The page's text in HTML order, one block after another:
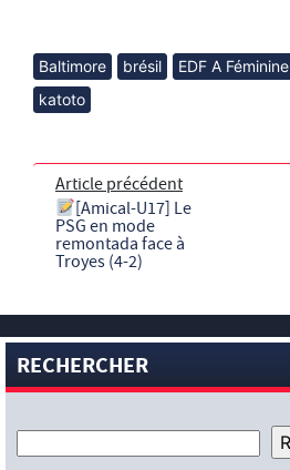
Baltimore brésil EDF A Féminine
katoto
Article précédent
[Amical-U17] Le
PSG en mode
remontada face à
Troyes (4-2)
RECHERCHER